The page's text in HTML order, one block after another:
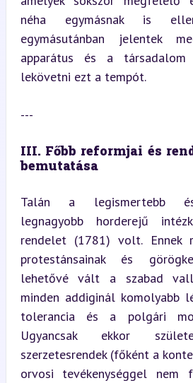
néha egymásnak is
egymásutánban jelentek
apparátus és a
lekövetni ezt a tempót.
---
III. Főbb reformjai és
bemutatása
Talán a legismertebb
legnagyobb horderejű
rendelet (1781) volt. Ennek
protestánsainak és
lehetővé vált a szabad
minden addiginál komolyabb
tolerancia és a polgári
Ugyancsak ekkor
szerzetesrendek (főként a
orvosi tevékenységgel nem